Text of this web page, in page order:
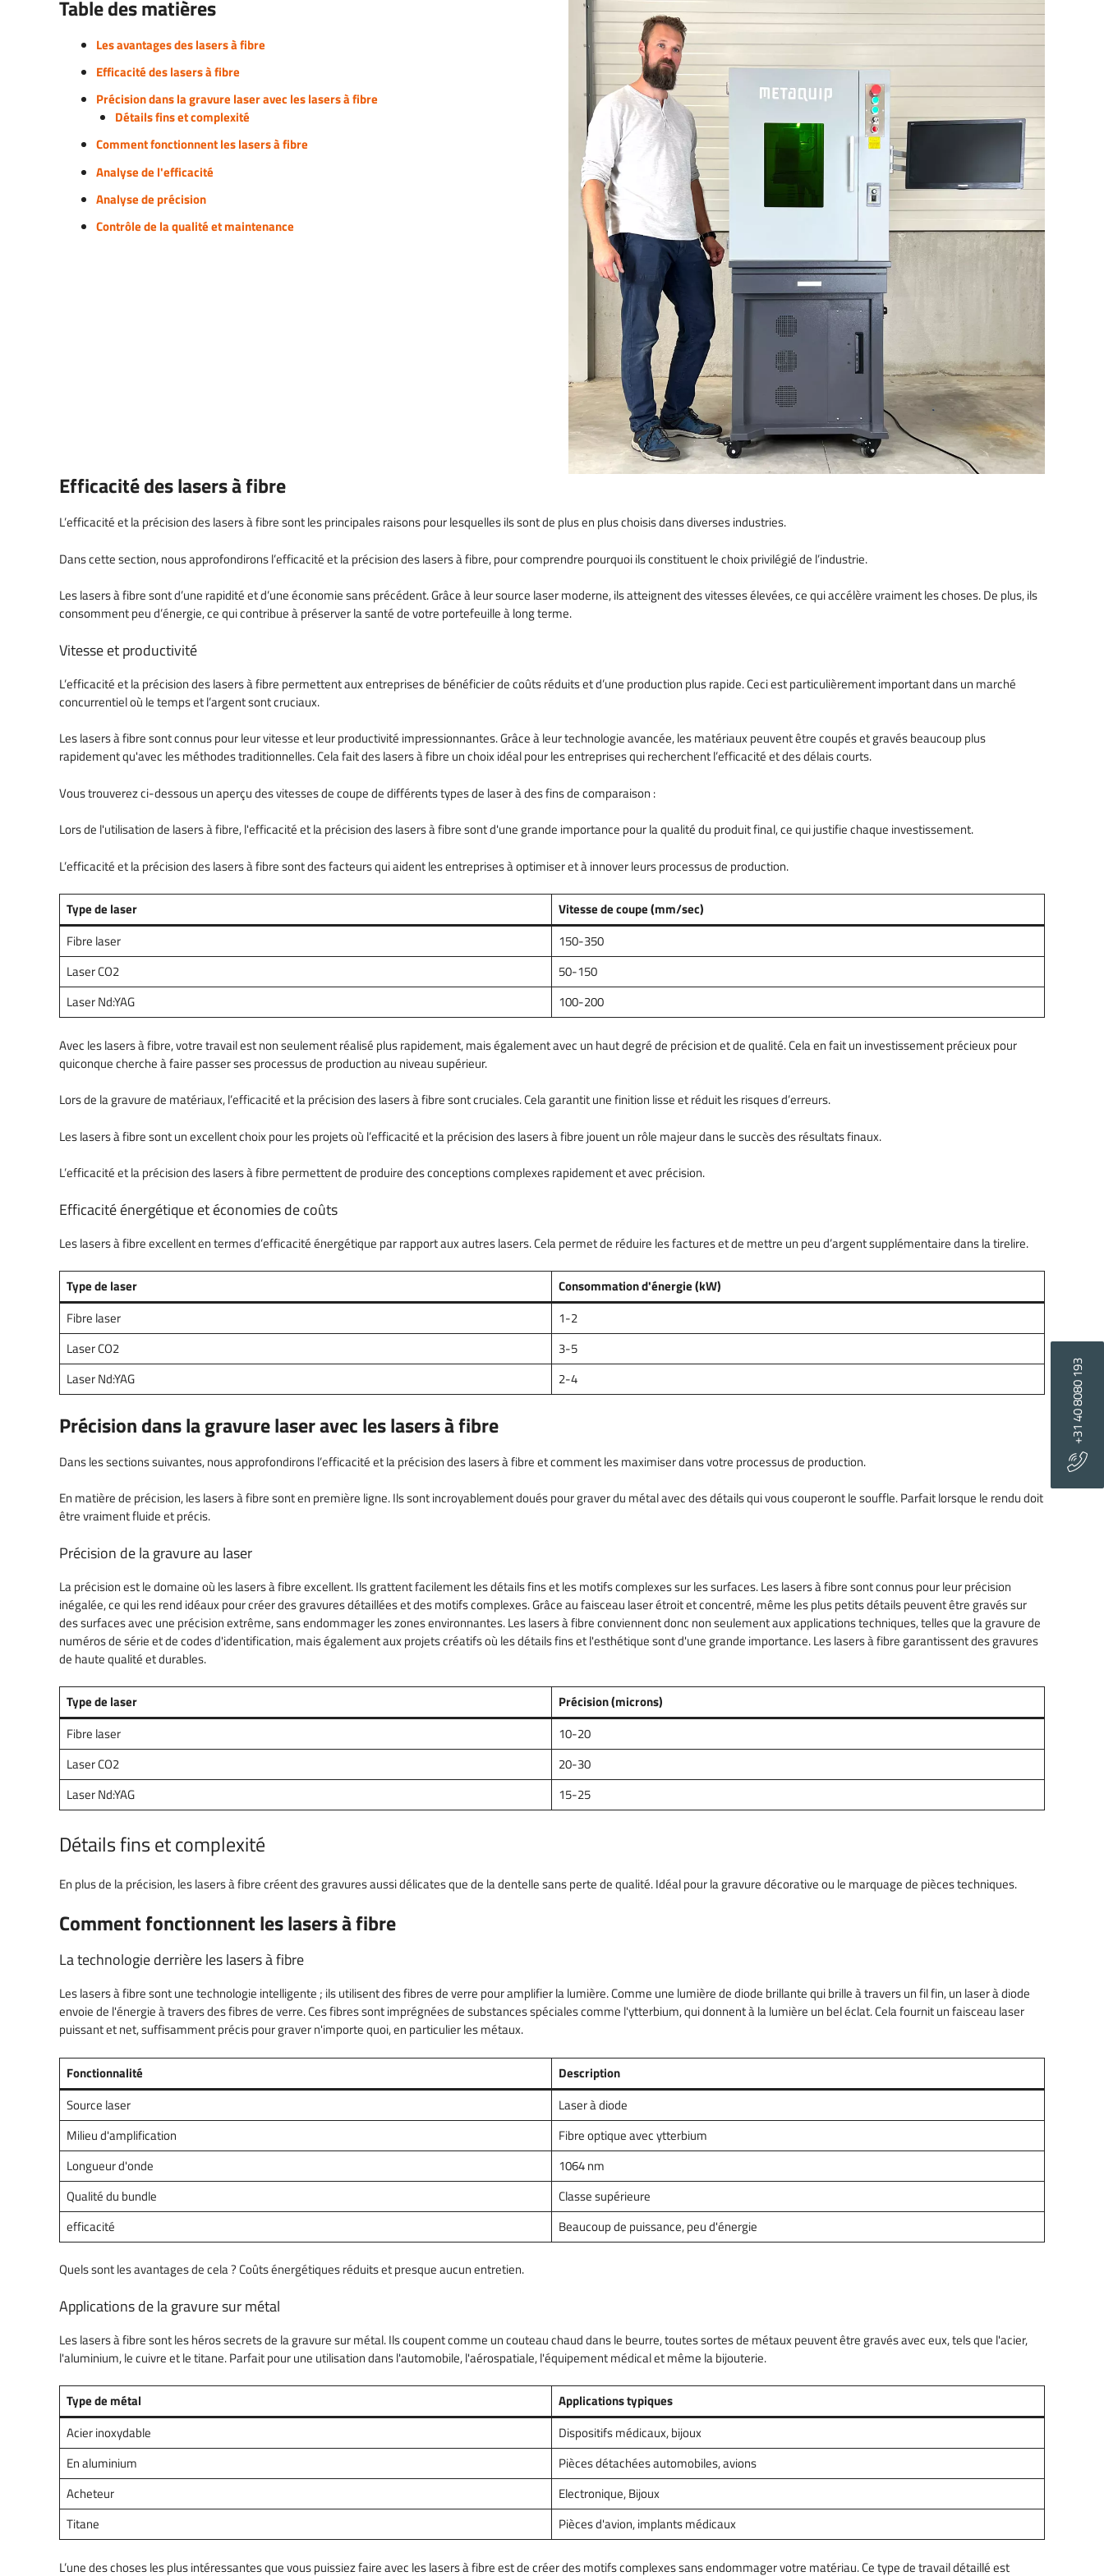
+31 40 8080 193
Découpe laser papier et carton
Découpe et gravure de denim
Filtres de découpe laser
Découpe laser en caoutchouc
mousse
Maquette et maquettes
Plaques Nominatives & Signes
Importance d'une bonne
extraction de l'air
Table des matières
Les avantages des lasers à fibre
Efficacité des lasers à fibre
Précision dans la gravure laser avec les lasers à fibre
Détails fins et complexité
Comment fonctionnent les lasers à fibre
Analyse de l'efficacité
Analyse de précision
Contrôle de la qualité et maintenance
Efficacité des lasers à fibre
L’efficacité et la précision des lasers à fibre sont les principales raisons pour lesquelles ils sont de plus en plus choisis dans diverses industries.
Dans cette section, nous approfondirons l’efficacité et la précision des lasers à fibre, pour comprendre pourquoi ils constituent le choix privilégié de l’industrie.
Les lasers à fibre sont d’une rapidité et d’une économie sans précédent. Grâce à leur source laser moderne, ils atteignent des vitesses élevées, ce qui accélère vraiment les choses. De plus, ils
consomment peu d’énergie, ce qui contribue à préserver la santé de votre portefeuille à long terme.
Vitesse et productivité
L’efficacité et la précision des lasers à fibre permettent aux entreprises de bénéficier de coûts réduits et d’une production plus rapide. Ceci est particulièrement important dans un marché
concurrentiel où le temps et l’argent sont cruciaux.
Les lasers à fibre sont connus pour leur vitesse et leur productivité impressionnantes. Grâce à leur technologie avancée, les matériaux peuvent être coupés et gravés beaucoup plus
rapidement qu'avec les méthodes traditionnelles. Cela fait des lasers à fibre un choix idéal pour les entreprises qui recherchent l’efficacité et des délais courts.
Vous trouverez ci-dessous un aperçu des vitesses de coupe de différents types de laser à des fins de comparaison :
Lors de l'utilisation de lasers à fibre, l'efficacité et la précision des lasers à fibre sont d'une grande importance pour la qualité du produit final, ce qui justifie chaque investissement.
L’efficacité et la précision des lasers à fibre sont des facteurs qui aident les entreprises à optimiser et à innover leurs processus de production.
Type de laser
Vitesse de coupe (mm/sec)
Fibre laser
150-350
Laser CO2
50-150
Laser Nd:YAG
100-200
Avec les lasers à fibre, votre travail est non seulement réalisé plus rapidement, mais également avec un haut degré de précision et de qualité. Cela en fait un investissement précieux pour
quiconque cherche à faire passer ses processus de production au niveau supérieur.
Lors de la gravure de matériaux, l’efficacité et la précision des lasers à fibre sont cruciales. Cela garantit une finition lisse et réduit les risques d’erreurs.
Les lasers à fibre sont un excellent choix pour les projets où l’efficacité et la précision des lasers à fibre jouent un rôle majeur dans le succès des résultats finaux.
L’efficacité et la précision des lasers à fibre permettent de produire des conceptions complexes rapidement et avec précision.
Efficacité énergétique et économies de coûts
Les lasers à fibre excellent en termes d’efficacité énergétique par rapport aux autres lasers. Cela permet de réduire les factures et de mettre un peu d’argent supplémentaire dans la tirelire.
Type de laser
Consommation d'énergie (kW)
Fibre laser
1-2
Laser CO2
3-5
Laser Nd:YAG
2-4
Précision dans la gravure laser avec les lasers à fibre
Dans les sections suivantes, nous approfondirons l’efficacité et la précision des lasers à fibre et comment les maximiser dans votre processus de production.
En matière de précision, les lasers à fibre sont en première ligne. Ils sont incroyablement doués pour graver du métal avec des détails qui vous couperont le souffle. Parfait lorsque le rendu doit
être vraiment fluide et précis.
Précision de la gravure au laser
La précision est le domaine où les lasers à fibre excellent. Ils grattent facilement les détails fins et les motifs complexes sur les surfaces. Les lasers à fibre sont connus pour leur précision
inégalée, ce qui les rend idéaux pour créer des gravures détaillées et des motifs complexes. Grâce au faisceau laser étroit et concentré, même les plus petits détails peuvent être gravés sur
des surfaces avec une précision extrême, sans endommager les zones environnantes. Les lasers à fibre conviennent donc non seulement aux applications techniques, telles que la gravure de
numéros de série et de codes d'identification, mais également aux projets créatifs où les détails fins et l'esthétique sont d'une grande importance. Les lasers à fibre garantissent des gravures
de haute qualité et durables.
Type de laser
Précision (microns)
Fibre laser
10-20
Laser CO2
20-30
Laser Nd:YAG
15-25
Détails fins et complexité
En plus de la précision, les lasers à fibre créent des gravures aussi délicates que de la dentelle sans perte de qualité. Idéal pour la gravure décorative ou le marquage de pièces techniques.
Comment fonctionnent les lasers à fibre
La technologie derrière les lasers à fibre
Les lasers à fibre sont une technologie intelligente ; ils utilisent des fibres de verre pour amplifier la lumière. Comme une lumière de diode brillante qui brille à travers un fil fin, un laser à diode
envoie de l'énergie à travers des fibres de verre. Ces fibres sont imprégnées de substances spéciales comme l'ytterbium, qui donnent à la lumière un bel éclat. Cela fournit un faisceau laser
puissant et net, suffisamment précis pour graver n'importe quoi, en particulier les métaux.
Fonctionnalité
Description
Source laser
Laser à diode
Milieu d'amplification
Fibre optique avec ytterbium
Longueur d'onde
1064 nm
Qualité du bundle
Classe supérieure
efficacité
Beaucoup de puissance, peu d'énergie
Quels sont les avantages de cela ? Coûts énergétiques réduits et presque aucun entretien.
Applications de la gravure sur métal
Les lasers à fibre sont les héros secrets de la gravure sur métal. Ils coupent comme un couteau chaud dans le beurre, toutes sortes de métaux peuvent être gravés avec eux, tels que l'acier,
l'aluminium, le cuivre et le titane. Parfait pour une utilisation dans l'automobile, l'aérospatiale, l'équipement médical et même la bijouterie.
Type de métal
Applications typiques
Acier inoxydable
Dispositifs médicaux, bijoux
En aluminium
Pièces détachées automobiles, avions
Acheteur
Electronique, Bijoux
Titane
Pièces d'avion, implants médicaux
L’une des choses les plus intéressantes que vous puissiez faire avec les lasers à fibre est de créer des motifs complexes sans endommager votre matériau. Ce type de travail détaillé est